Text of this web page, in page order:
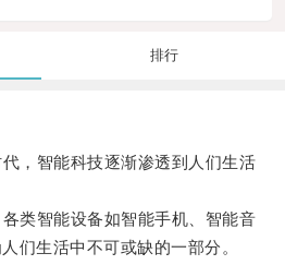
排行
智能科技逐渐渗透到人们生活
智能设备如智能手机、智能音
们生活中不可或缺的一部分。